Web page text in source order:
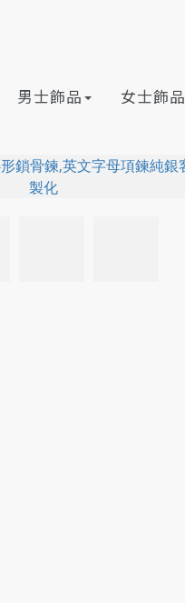
男士飾品 女士飾品